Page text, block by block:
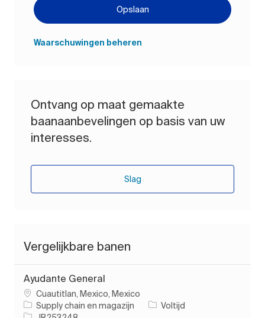
Opslaan
Waarschuwingen beheren
Ontvang op maat gemaakte
baanaanbevelingen op basis van uw
interesses.
Slag
Vergelijkbare banen
Ayudante General
PlaatsCuautitlan, Mexico, Mexico
Categorie
Supply chain en magazijn Soort baan
Voltijd